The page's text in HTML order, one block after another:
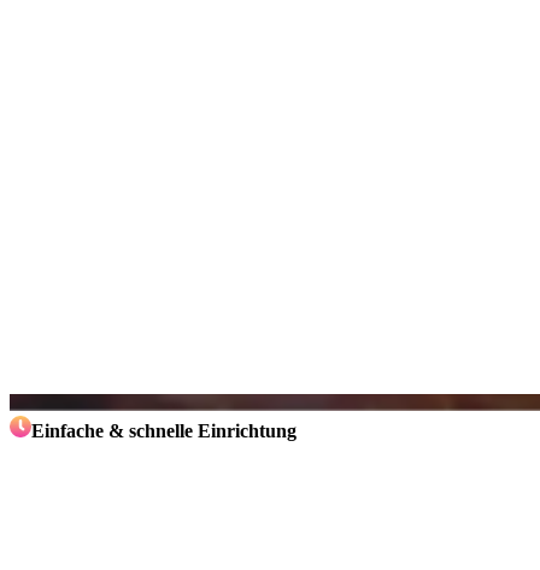
Einfache & schnelle Einrichtung